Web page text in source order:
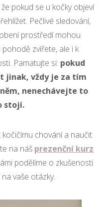
pokud se u kočky objeví
Pečlivé sledování,
prostředí mohou
zvířete, ale i k
Pamatujte si: pokud
jinak, vždy je za tím
nenechávejte to
stojí.
chování a naučit
na náš prezenční kurz
podělíme o zkušenosti
vaše otázky.